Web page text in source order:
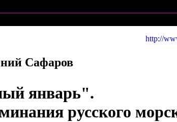
http://
Сафаров
январь".
русского